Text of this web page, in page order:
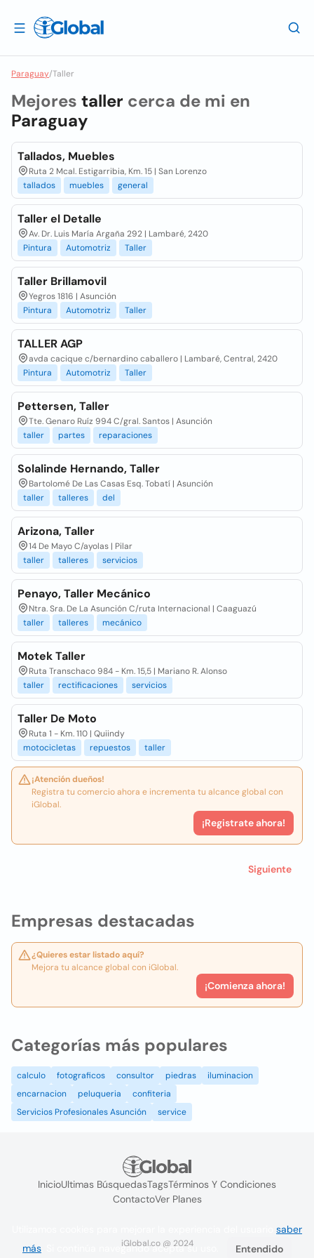
Paraguay/Taller
Empresas destacadas
¿Quieres estar listado aquí?
Mejora tu alcance global con iGlobal.
¡Comienza ahora!
Mejores taller cerca de mi en
Paraguay
Tallados, Muebles
Ruta 2 Mcal. Estigarribia, Km. 15 | San Lorenzo
tallados
muebles general
Taller el Detalle
Av. Dr. Luis María Argaña 292 | Lambaré, 2420
Pintura
Automotriz Taller
Taller Brillamovil
Yegros 1816 | Asunción
Pintura
Automotriz Taller
TALLER AGP
avda cacique c/bernardino caballero | Lambaré, Central, 2420
Pintura
Automotriz Taller
Pettersen, Taller
Tte. Genaro Ruíz 994 C/gral. Santos | Asunción
taller
partes reparaciones
Solalinde Hernando, Taller
Bartolomé De Las Casas Esq. Tobatí | Asunción
taller
talleres del
Arizona, Taller
14 De Mayo C/ayolas | Pilar
taller
talleres servicios
Penayo, Taller Mecánico
Ntra. Sra. De La Asunción C/ruta Internacional | Caaguazú
taller
talleres mecánico
Motek Taller
Ruta Transchaco 984 - Km. 15,5 | Mariano R. Alonso
taller
rectificaciones servicios
Taller De Moto
Ruta 1 - Km. 110 | Quiindy
motocicletas
repuestos taller
¡Atención dueños!
Registra tu comercio ahora e incrementa tu alcance global con
iGlobal.
¡Registrate ahora!
Siguiente
Categorías más populares
calculo fotograficos consultor piedras
iluminacion
encarnacion
peluqueria
confiteria
Servicios Profesionales Asunción
service
InicioUltimas BúsquedasTagsTérminos Y Condiciones
ContactoVer Planes
iGlobal.co @ 2024
saber
más . Si continúa navegando acepta su uso. Entendido